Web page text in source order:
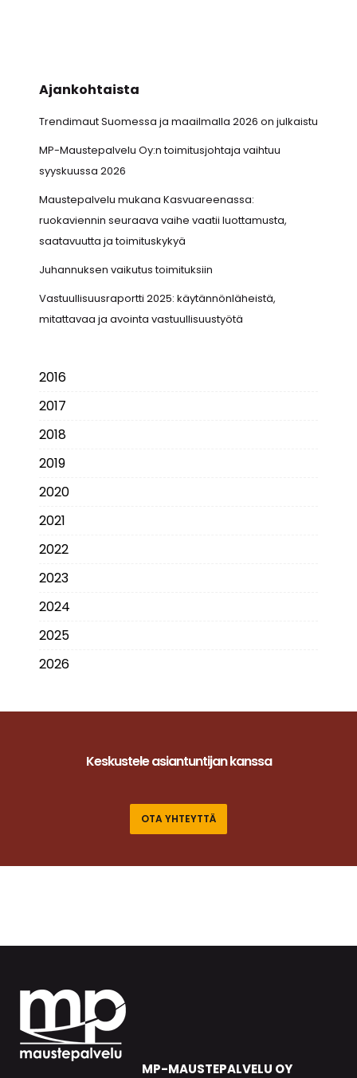
Ajankohtaista
Trendimaut Suomessa ja maailmalla 2026 on julkaistu
MP-Maustepalvelu Oy:n toimitusjohtaja vaihtuu
syyskuussa 2026
Maustepalvelu mukana Kasvuareenassa:
ruokaviennin seuraava vaihe vaatii luottamusta,
saatavuutta ja toimituskykyä
Juhannuksen vaikutus toimituksiin
Vastuullisuusraportti 2025: käytännönläheistä,
mitattavaa ja avointa vastuullisuustyötä
2016
2017
2018
2019
2020
2021
2022
2023
2024
2025
2026
Keskustele asiantuntijan kanssa
OTA YHTEYTTÄ
MP-MAUSTEPALVELU OY